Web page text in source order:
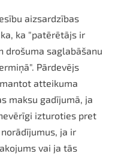
aizsardzības
ka "patērētājs ir
drošuma saglabāšanu
Pārdevējs
atteikuma
maksu gadījumā, ja
izturoties pret
ja ir
vai ja tās